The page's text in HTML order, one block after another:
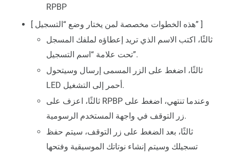
RPBP
[ هذه الخطوات مخصصة لمن يختار وضع “التسجيل” ]
ثالثًا، اكتب الاسم الذي تريد إعطاؤه لملفك المسجل
تحت علامة “اسم التسجيل”.
ثالثًا، اضغط على الزر المسمى إرسال وسيتحول
LED أحمر إلى التشغيل.
ثالثًا، اعزف على RPBP وعندما تنتهي، اضغط على
زر التوقف في واجهة المستخدم الرسومية.
ثالثًا، بعد الضغط على زر التوقف، سيتم حفظ
تسجيلك وسيتم إنشاء نوتاتك الموسيقية وفتحها